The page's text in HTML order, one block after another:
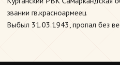
звании гв.красноармеец.
Выбыл 31.03.1943, пропал без